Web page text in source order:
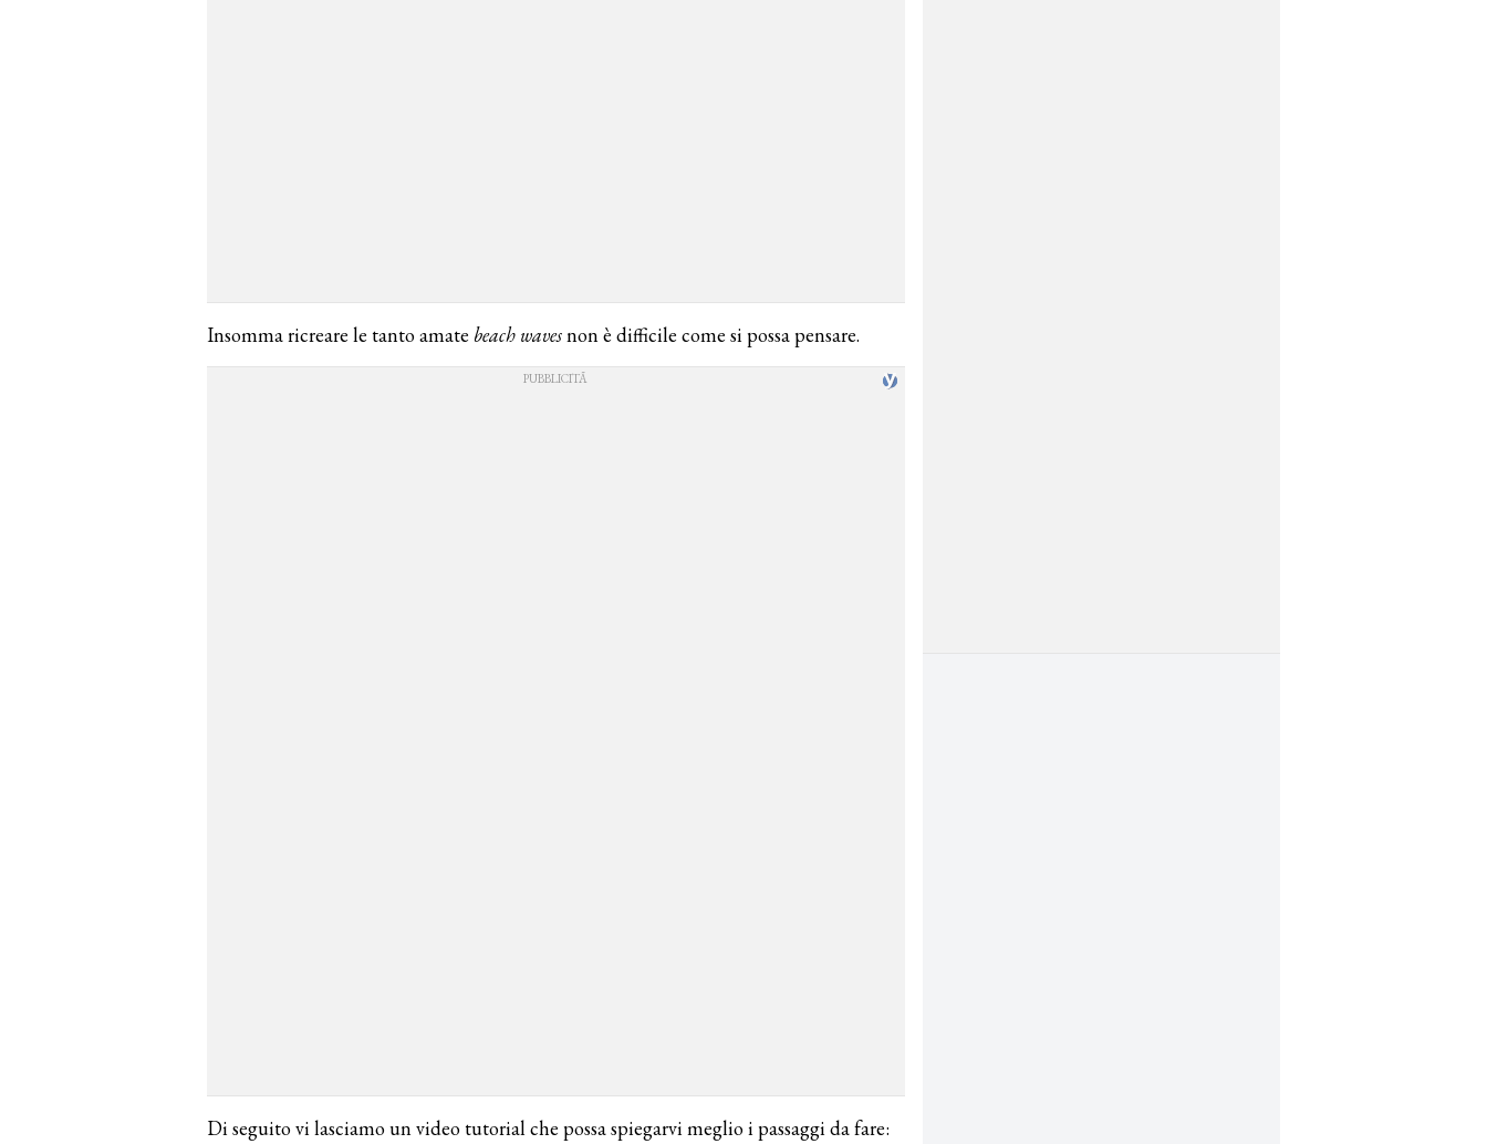
Insomma ricreare le tanto amate beach wavesnon è difficile come si possa pensare.
Di seguito vi lasciamo un video tutorial che possa spiegarvi meglio i passaggi da fare: